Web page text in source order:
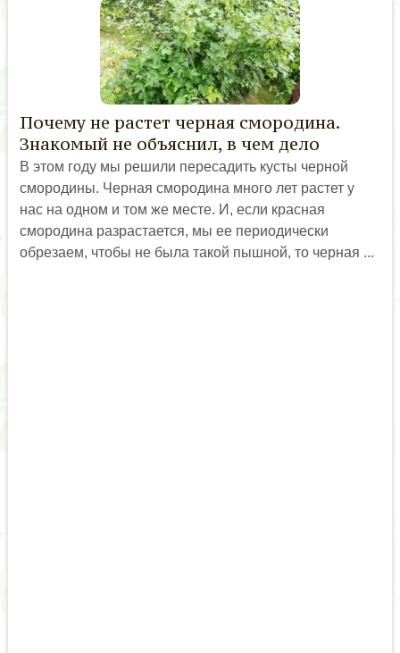
Почему не растет черная смородина.
Знакомый не объяснил, в чем дело
В этом году мы решили пересадить кусты черной
смородины. Черная смородина много лет растет у
нас на одном и том же месте. И, если красная
смородина разрастается, мы ее периодически
обрезаем, чтобы не была такой пышной, то черная ...